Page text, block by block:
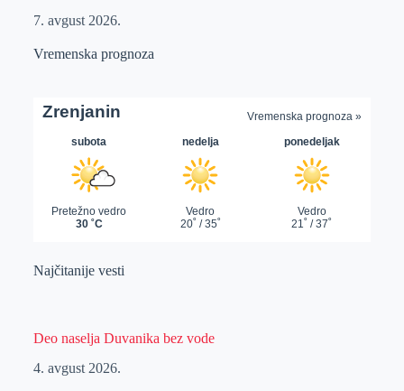
7. avgust 2026.
Vremenska prognoza
Najčitanije vesti
Deo naselja Duvanika bez vode
4. avgust 2026.